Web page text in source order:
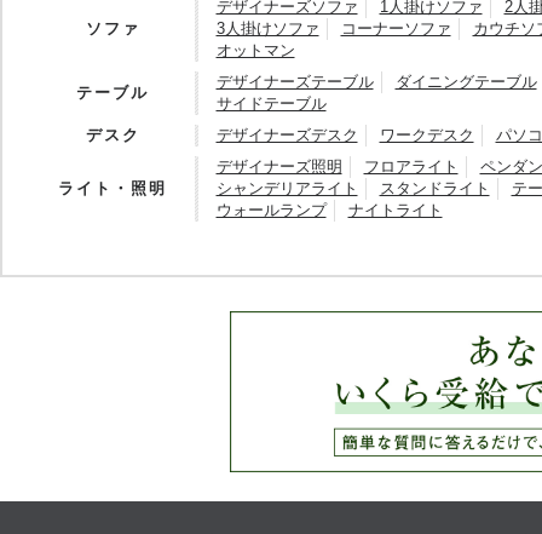
ソファ
デザイナーズソファ 1人掛けソファ
2人
3人掛けソファ
コーナーソファ
カウチソ
オットマン
テーブル
デザイナーズテーブル
ダイニングテーブル
サイドテーブル
デスク
デザイナーズデスク ワークデスク パソ
ライト・照明
デザイナーズ照明 フロアライト
ペンダ
シャンデリアライト
スタンドライト
テ
ウォールランプ
ナイトライト